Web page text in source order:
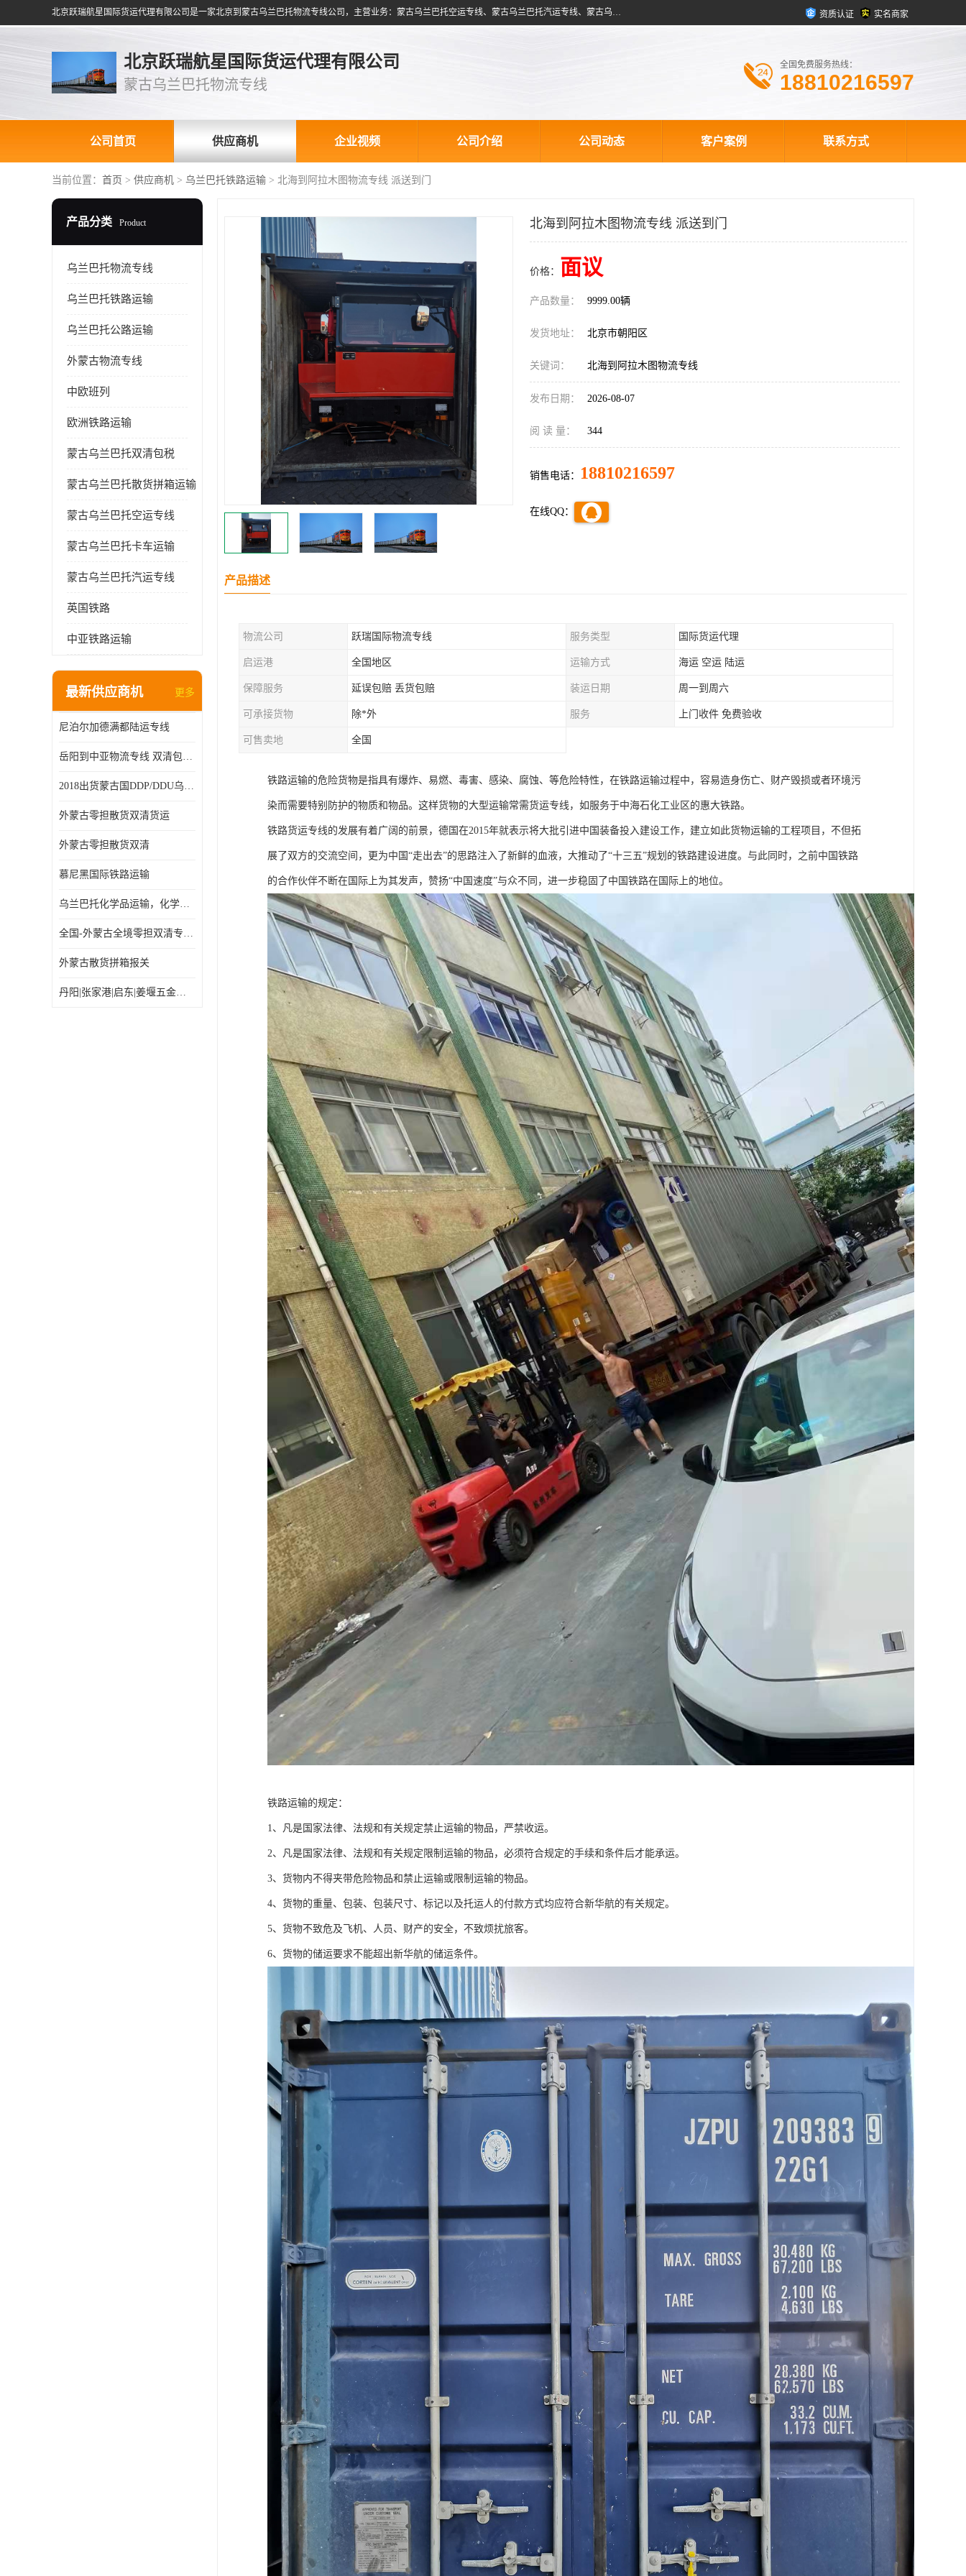
北京跃瑞航星国际货运代理有限公司是一家北京到蒙古乌兰巴托物流专线公司，主营业务：蒙古乌兰巴托空运专线、蒙古乌兰巴托汽运专线、蒙古乌兰巴托散货拼箱、蒙古乌兰巴托双清包税、蒙古乌兰巴托铁路运输等运输服务。以北京为中心服务于全国各地，运输能力及代理网络覆盖蒙古、俄罗斯、中亚五国各主要城市及站点。 资质认证 实名商家
北京跃瑞航星国际货运代理有限公司
蒙古乌兰巴托物流专线
全国免费服务热线：
18810216597
公司首页 供应商机 企业视频 公司介绍 公司动态 客户案例 联系方式
当前位置： 首页 > 供应商机 > 乌兰巴托铁路运输 > 北海到阿拉木图物流专线 派送到门
产品分类 Product
乌兰巴托物流专线
乌兰巴托铁路运输
乌兰巴托公路运输
外蒙古物流专线
中欧班列
欧洲铁路运输
蒙古乌兰巴托双清包税
蒙古乌兰巴托散货拼箱运输
蒙古乌兰巴托空运专线
蒙古乌兰巴托卡车运输
蒙古乌兰巴托汽运专线
英国铁路
中亚铁路运输
最新供应商机 更多
尼泊尔加德满都陆运专线
岳阳到中亚物流专线 双清包税 一站服务
2018出货蒙古国DDP/DDU乌兰巴托双清国际物流专线
外蒙古零担散货双清货运
外蒙古零担散货双清
慕尼黑国际铁路运输
乌兰巴托化学品运输，化学品怎么运到乌兰巴托
全国-外蒙古全境零担双清专线/外蒙古DDP双清
外蒙古散货拼箱报关
丹阳|张家港|启东|姜堰五金机电工具出口乌兰巴托怎么运输较划算
北海到阿拉木图物流专线 派送到门
价格： 面议
产品数量： 9999.00辆
发货地址： 北京市朝阳区
关键词： 北海到阿拉木图物流专线
发布日期： 2026-08-07
阅 读 量： 344
销售电话： 18810216597
在线QQ：
产品描述
物流公司 跃瑞国际物流专线 服务类型 国际货运代理
启运港 全国地区 运输方式 海运 空运 陆运
保障服务 延误包赔 丢货包赔 装运日期 周一到周六
可承接货物 除*外 服务 上门收件 免费验收
可售卖地 全国
铁路运输的危险货物是指具有爆炸、易燃、毒害、感染、腐蚀、等危险特性，在铁路运输过程中，容易造身伤亡、财产毁损或者环境污
染而需要特别防护的物质和物品。这样货物的大型运输常需货运专线，如服务于中海石化工业区的惠大铁路。
铁路货运专线的发展有着广阔的前景，德国在2015年就表示将大批引进中国装备投入建设工作，建立如此货物运输的工程项目，不但拓
展了双方的交流空间，更为中国“走出去”的思路注入了新鲜的血液，大推动了“十三五”规划的铁路建设进度。与此同时，之前中国铁路
的合作伙伴不断在国际上为其发声，赞扬“中国速度”与众不同，进一步稳固了中国铁路在国际上的地位。
铁路运输的规定：
1、凡是国家法律、法规和有关规定禁止运输的物品，严禁收运。
2、凡是国家法律、法规和有关规定限制运输的物品，必须符合规定的手续和条件后才能承运。
3、货物内不得夹带危险物品和禁止运输或限制运输的物品。
4、货物的重量、包装、包装尺寸、标记以及托运人的付款方式均应符合新华航的有关规定。
5、货物不致危及飞机、人员、财产的安全，不致烦扰旅客。
6、货物的储运要求不能超出新华航的储运条件。